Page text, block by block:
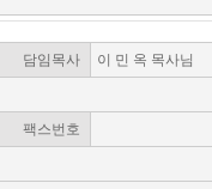
담임목사 이 민 옥 목사님
팩스번호